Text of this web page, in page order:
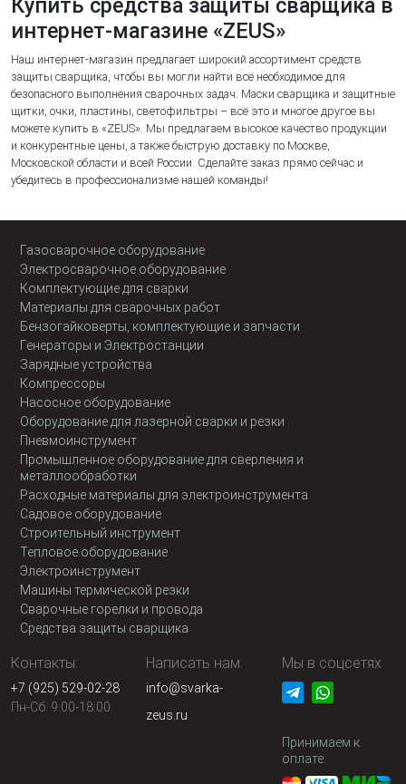
Купить средства защиты сварщика в
интернет-магазине «ZEUS»
Наш интернет-магазин предлагает широкий ассортимент средств
защиты сварщика, чтобы вы могли найти всё необходимое для
безопасного выполнения сварочных задач. Маски сварщика и защитные
щитки, очки, пластины, светофильтры – всё это и многое другое вы
можете купить в «ZEUS». Мы предлагаем высокое качество продукции
и конкурентные цены, а также быструю доставку по Москве,
Московской области и всей России. Сделайте заказ прямо сейчас и
убедитесь в профессионализме нашей команды!
Газосварочное оборудование
Электросварочное оборудование
Комплектующие для сварки
Материалы для сварочных работ
Бензогайковерты, комплектующие и запчасти
Генераторы и Электростанции
Зарядные устройства
Компрессоры
Насосное оборудование
Оборудование для лазерной сварки и резки
Пневмоинструмент
Промышленное оборудование для сверления и
металлообработки
Расходные материалы для электроинструмента
Садовое оборудование
Строительный инструмент
Тепловое оборудование
Электроинструмент
Машины термической резки
Сварочные горелки и провода
Средства защиты сварщика
Контакты:
+7 (925) 529-02-28
Пн-Сб: 9:00-18:00
Написать нам:
info@svarka-
zeus.ru
Мы в соцсетях
Принимаем к
оплате: